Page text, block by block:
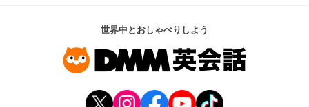
世界中とおしゃべりしよう